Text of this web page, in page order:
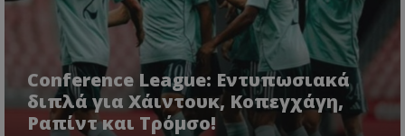
Conference League: Εντυπωσιακά
διπλά για Χάιντουκ, Κοπεγχάγη,
Ραπίντ και Τρόμσο!